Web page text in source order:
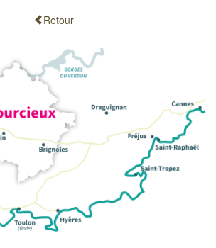
Retour